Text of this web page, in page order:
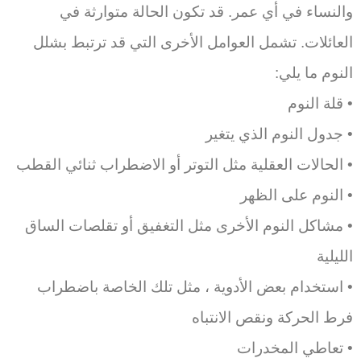
والنساء في أي عمر. قد تكون الحالة متوارثة في
العائلات. تشمل العوامل الأخرى التي قد ترتبط بشلل
النوم ما يلي:
• قلة النوم
• جدول النوم الذي يتغير
• الحالات العقلية مثل التوتر أو الاضطراب ثنائي القطب
• النوم على الظهر
• مشاكل النوم الأخرى مثل التغفيق أو تقلصات الساق
الليلية
• استخدام بعض الأدوية ، مثل تلك الخاصة باضطراب
فرط الحركة ونقص الانتباه
• تعاطي المخدرات